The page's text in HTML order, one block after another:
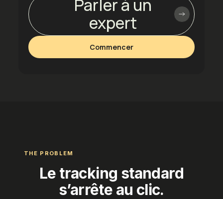
Parler à un
expert
Commencer
THE PROBLEM
Le tracking standard
s’arrête au clic.